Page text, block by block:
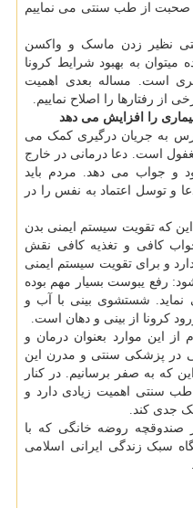
صحبت از طب سنتی می نماییم
نظیر زدن ماسک و واکسن
به بهبود شرایط کرونا
است. مساله بعدی اهمیت
از رفتارها را اصلاح نماییم.
را افزایش می دهد
به جریان درگیری کمک می
است. دعا درمانی در خارج
و جواب می دهد. مردم باید
و توسل اعتماد به نفس را در
که تقویت سیستم ایمنی بدن
خواب کافی و تغذیه کافی نقش
و برای تقویت سیستم ایمنی
رفع یبوست بسیار مهم بوده
شستشوی بینی با آب و
کرونا از بینی و دهان است.
از این موارد بعنوان درمان و
در پزشکی سنتی و مدرن این
که به صفر برسانیم. در کنار
طب سنتی اهمیت زیادی دارد و
جدی کند.
صندوقچه روضه خانگی که با
سبک زندگی ایرانی اسلامی